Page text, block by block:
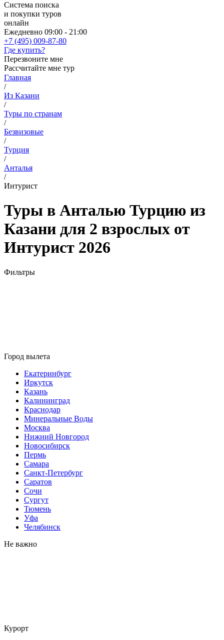
Система поиска
и покупки туров
онлайн
Ежедневно 09:00 - 21:00
+7 (495) 009-87-80
Где купить?
Перезвоните мне
Рассчитайте мне тур
Главная
/
Из Казани
/
Туры по странам
/
Безвизовые
/
Турция
/
Анталья
/
Интурист
Туры в Анталью Турцию из
Казани для 2 взрослых от
Интурист 2026
Фильтры
Город вылета
Екатеринбург
Иркутск
Казань
Калининград
Краснодар
Минеральные Воды
Москва
Нижний Новгород
Новосибирск
Пермь
Самара
Санкт-Петербург
Саратов
Сочи
Сургут
Тюмень
Уфа
Челябинск
Не важно
Курорт